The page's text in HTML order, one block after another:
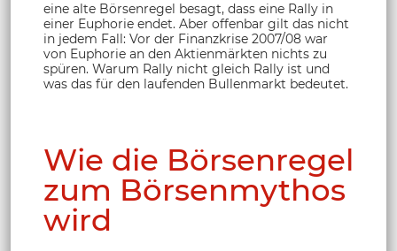
eine alte Börsenregel besagt, dass eine Rally in
einer Euphorie endet. Aber offenbar gilt das nicht
in jedem Fall: Vor der Finanzkrise 2007/08 war
von Euphorie an den Aktienmärkten nichts zu
spüren. Warum Rally nicht gleich Rally ist und
was das für den laufenden Bullenmarkt bedeutet.
Wie die Börsenregel
zum Börsenmythos
wird